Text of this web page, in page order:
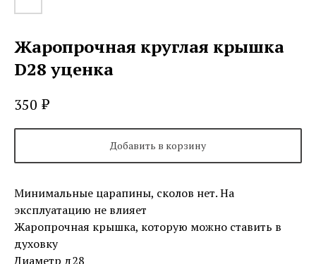
Жаропрочная круглая крышка
D28 уценка
350 ₽
Добавить в корзину
Минимальные царапины, сколов нет. На
эксплуатацию не влияет
Жаропрочная крышка, которую можно ставить в
духовку
Диаметр д28